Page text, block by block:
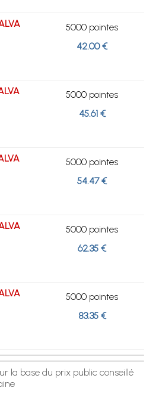
5000 pointes
42.00 €
5000 pointes
45.61 €
5000 pointes
54.47 €
5000 pointes
62.35 €
5000 pointes
83.35 €
la base du prix public conseillé